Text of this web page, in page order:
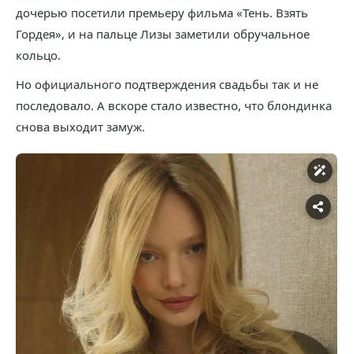
дочерью посетили премьеру фильма «Тень. Взять
Гордея», и на пальце Лизы заметили обручальное
кольцо.
Но официального подтверждения свадьбы так и не
последовало. А вскоре стало известно, что блондинка
снова выходит замуж.